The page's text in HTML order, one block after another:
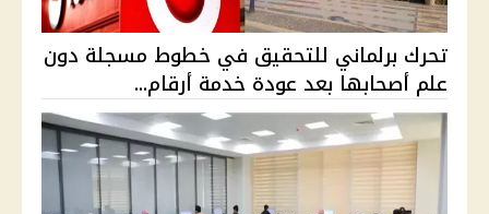
تحرك برلماني للتحقيق في خطوط مسجلة دون
علم أصحابها بعد عودة خدمة أرقام...